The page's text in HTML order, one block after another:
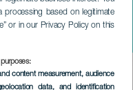
based on legitimate
or in our Privacy Policy on this
content measurement, audience
data, and identification
morte